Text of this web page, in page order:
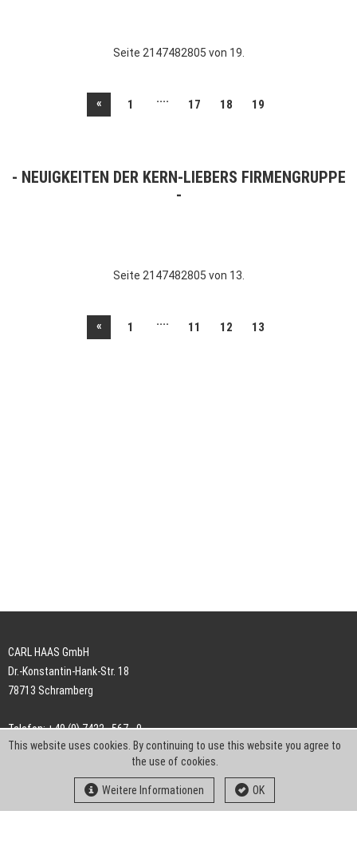
Seite 2147482805 von 19.
« 1 .... 17 18 19
NEUIGKEITEN DER KERN-LIEBERS FIRMENGRUPPE
Seite 2147482805 von 13.
« 1 .... 11 12 13
CARL HAAS GmbH
Dr.-Konstantin-Hank-Str. 18
78713 Schramberg
Telefon: +49 (0) 7422 . 567 - 0
Telefax: +49 (0) 7422 . 567 - 239
info-ch@kern-liebers.com
This website uses cookies. By continuing to use this website you agree to
the use of cookies.
Weitere Informationen OK